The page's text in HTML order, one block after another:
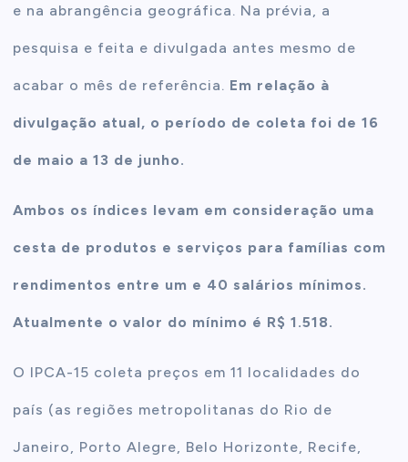
e na abrangência geográfica. Na prévia, a
pesquisa e feita e divulgada antes mesmo de
acabar o mês de referência. Em relação à
divulgação atual, o período de coleta foi de 16
de maio a 13 de junho.
Ambos os índices levam em consideração uma
cesta de produtos e serviços para famílias com
rendimentos entre um e 40 salários mínimos.
Atualmente o valor do mínimo é R$ 1.518.
O IPCA-15 coleta preços em 11 localidades do
país (as regiões metropolitanas do Rio de
Janeiro, Porto Alegre, Belo Horizonte, Recife,